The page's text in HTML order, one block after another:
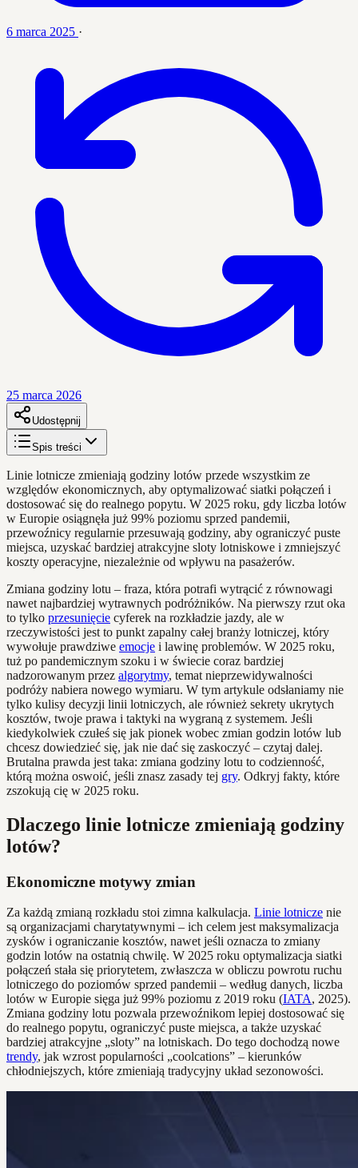
6 marca 2025 ·
25 marca 2026
Udostępnij
Spis treści
Linie lotnicze zmieniają godziny lotów przede wszystkim ze
względów ekonomicznych, aby optymalizować siatki połączeń i
dostosować się do realnego popytu. W 2025 roku, gdy liczba lotów
w Europie osiągnęła już 99% poziomu sprzed pandemii,
przewoźnicy regularnie przesuwają godziny, aby ograniczyć puste
miejsca, uzyskać bardziej atrakcyjne sloty lotniskowe i zmniejszyć
koszty operacyjne, niezależnie od wpływu na pasażerów.
Zmiana godziny lotu – fraza, która potrafi wytrącić z równowagi
nawet najbardziej wytrawnych podróżników. Na pierwszy rzut oka
to tylko przesunięcie cyferek na rozkładzie jazdy, ale w
rzeczywistości jest to punkt zapalny całej branży lotniczej, który
wywołuje prawdziwe emocje i lawinę problemów. W 2025 roku,
tuż po pandemicznym szoku i w świecie coraz bardziej
nadzorowanym przez algorytmy, temat nieprzewidywalności
podróży nabiera nowego wymiaru. W tym artykule odsłaniamy nie
tylko kulisy decyzji linii lotniczych, ale również sekrety ukrytych
kosztów, twoje prawa i taktyki na wygraną z systemem. Jeśli
kiedykolwiek czułeś się jak pionek wobec zmian godzin lotów lub
chcesz dowiedzieć się, jak nie dać się zaskoczyć – czytaj dalej.
Brutalna prawda jest taka: zmiana godziny lotu to codzienność,
którą można oswoić, jeśli znasz zasady tej gry. Odkryj fakty, które
zszokują cię w 2025 roku.
Dlaczego linie lotnicze zmieniają godziny
lotów?
Ekonomiczne motywy zmian
Za każdą zmianą rozkładu stoi zimna kalkulacja. Linie lotnicze nie
są organizacjami charytatywnymi – ich celem jest maksymalizacja
zysków i ograniczanie kosztów, nawet jeśli oznacza to zmiany
godzin lotów na ostatnią chwilę. W 2025 roku optymalizacja siatki
połączeń stała się priorytetem, zwłaszcza w obliczu powrotu ruchu
lotniczego do poziomów sprzed pandemii – według danych, liczba
lotów w Europie sięga już 99% poziomu z 2019 roku (IATA, 2025).
Zmiana godziny lotu pozwala przewoźnikom lepiej dostosować się
do realnego popytu, ograniczyć puste miejsca, a także uzyskać
bardziej atrakcyjne „sloty” na lotniskach. Do tego dochodzą nowe
trendy, jak wzrost popularności „coolcations” – kierunków
chłodniejszych, które zmieniają tradycyjny układ sezonowości.